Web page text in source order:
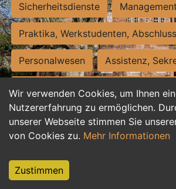
Wir verwenden Cookies, um Ihnen
Nutzererfahrung zu ermöglichen.
unserer Webseite stimmen Sie
von Cookies zu. Mehr Informationen
Zustimmen
Sicherheitsdienste
Praktika, Werkstudenten,
Personalwesen Assistenz,
Hilfskräfte, Aushilfs- und Nebenjobs
Einkauf, Logistik,
Weiterbildung, Studium, duale
Tourismus